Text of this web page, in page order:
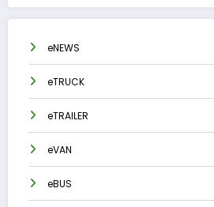
eNEWS
eTRUCK
eTRAILER
eVAN
eBUS